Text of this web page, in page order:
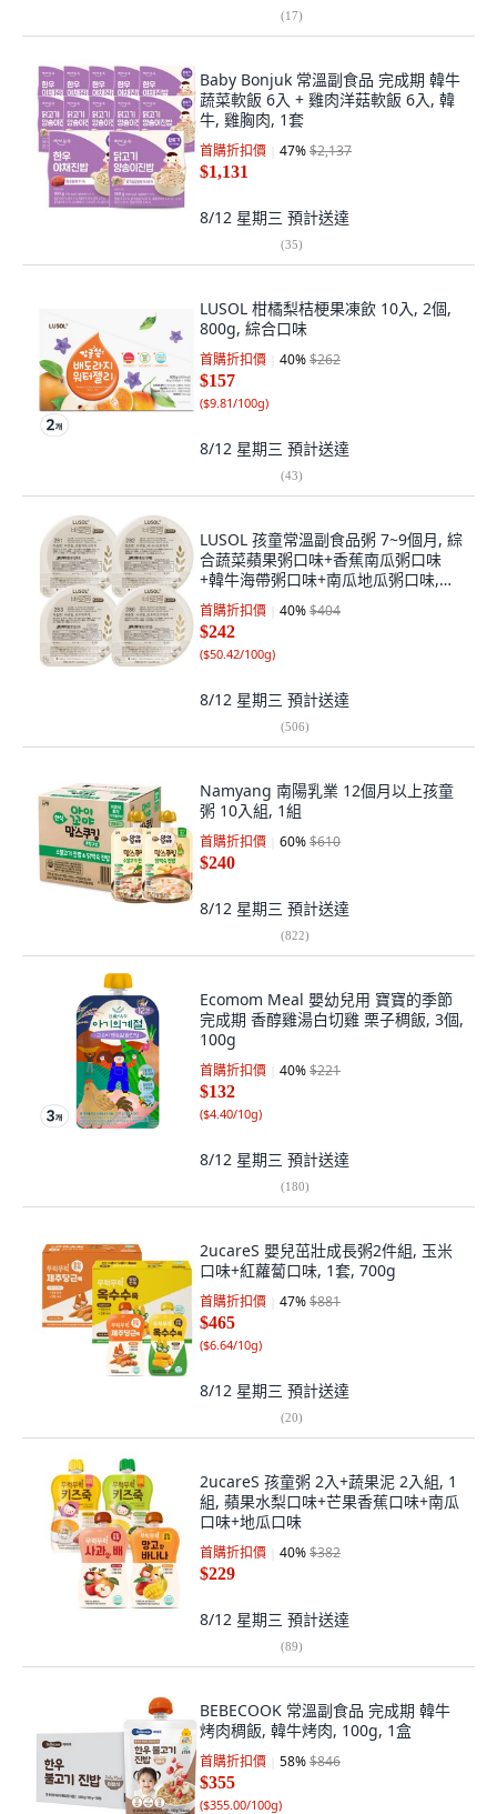
(17)
Baby Bonjuk 常溫副食品 完成期 韓牛
蔬菜軟飯 6入 + 雞肉洋菇軟飯 6入, 韓
牛, 雞胸肉, 1套
首購折扣價 47%$2,137
$1,131
8/12 星期三 預計送達
(35)
LUSOL 柑橘梨桔梗果凍飲 10入, 2個,
800g, 綜合口味
首購折扣價 40%$262
$157
($9.81/100g)
8/12 星期三 預計送達
(43)
LUSOL 孩童常溫副食品粥 7~9個月, 綜
合蔬菜蘋果粥口味+香蕉南瓜粥口味
+韓牛海帶粥口味+南瓜地瓜粥口味,
120g, 4個
首購折扣價 40%$404
$242
($50.42/100g)
8/12 星期三 預計送達
(506)
Namyang 南陽乳業 12個月以上孩童
粥 10入組, 1組
首購折扣價 60%$610
$240
8/12 星期三 預計送達
(822)
Ecomom Meal 嬰幼兒用 寶寶的季節
完成期 香醇雞湯白切雞 栗子稠飯, 3個,
100g
首購折扣價 40%$221
$132
($4.40/10g)
8/12 星期三 預計送達
(180)
2ucareS 嬰兒茁壯成長粥2件組, 玉米
口味+紅蘿蔔口味, 1套, 700g
首購折扣價 47%$881
$465
($6.64/10g)
8/12 星期三 預計送達
(20)
2ucareS 孩童粥 2入+蔬果泥 2入組, 1
組, 蘋果水梨口味+芒果香蕉口味+南瓜
口味+地瓜口味
首購折扣價 40%$382
$229
8/12 星期三 預計送達
(89)
BEBECOOK 常溫副食品 完成期 韓牛
烤肉稠飯, 韓牛烤肉, 100g, 1盒
首購折扣價 58%$846
$355
($355.00/100g)